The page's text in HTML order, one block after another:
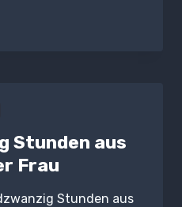
Stunden aus
Frau
Stunden aus